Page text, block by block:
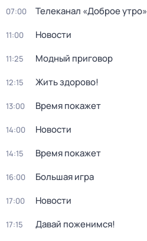
07:00 Телеканал «Доброе утро»
11:00 Новости
11:25 Модный приговор
12:15 Жить здорово!
13:00 Время покажет
14:00 Новости
14:15 Время покажет
16:00 Большая игра
17:00 Новости
17:15 Давай поженимся!